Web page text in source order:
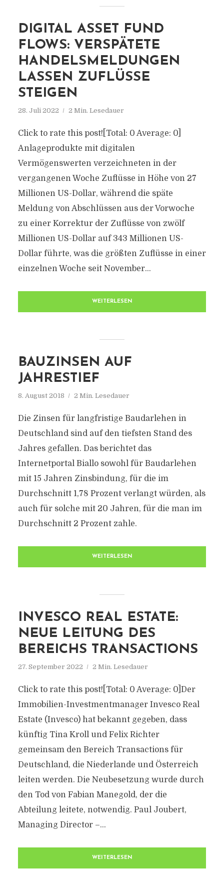
DIGITAL ASSET FUND
FLOWS: VERSPÄTETE
HANDELSMELDUNGEN
LASSEN ZUFLÜSSE
STEIGEN
28. Juli 2022 2 Min. Lesedauer
Click to rate this post![Total: 0 Average: 0]
Anlageprodukte mit digitalen
Vermögenswerten verzeichneten in der
vergangenen Woche Zuflüsse in Höhe von 27
Millionen US-Dollar, während die späte
Meldung von Abschlüssen aus der Vorwoche
zu einer Korrektur der Zuflüsse von zwölf
Millionen US-Dollar auf 343 Millionen US-
Dollar führte, was die größten Zuflüsse in einer
einzelnen Woche seit November...
WEITERLESEN
BAUZINSEN AUF
JAHRESTIEF
8. August 2018 2 Min. Lesedauer
Die Zinsen für langfristige Baudarlehen in
Deutschland sind auf den tiefsten Stand des
Jahres gefallen. Das berichtet das
Internetportal Biallo sowohl für Baudarlehen
mit 15 Jahren Zinsbindung, für die im
Durchschnitt 1,78 Prozent verlangt würden, als
auch für solche mit 20 Jahren, für die man im
Durchschnitt 2 Prozent zahle.
WEITERLESEN
INVESCO REAL ESTATE:
NEUE LEITUNG DES
BEREICHS TRANSACTIONS
27. September 2022 2 Min. Lesedauer
Click to rate this post![Total: 0 Average: 0]Der
Immobilien-Investmentmanager Invesco Real
Estate (Invesco) hat bekannt gegeben, dass
künftig Tina Kroll und Felix Richter
gemeinsam den Bereich Transactions für
Deutschland, die Niederlande und Österreich
leiten werden. Die Neubesetzung wurde durch
den Tod von Fabian Manegold, der die
Abteilung leitete, notwendig. Paul Joubert,
Managing Director –...
WEITERLESEN